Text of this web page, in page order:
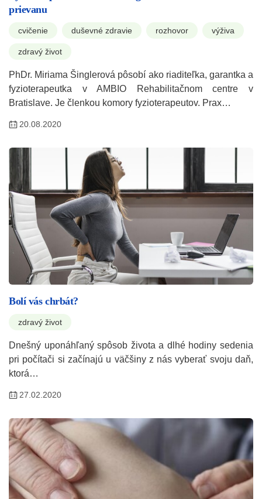
prievanu
cvičenie duševné zdravie rozhovor výživa
zdravý život
PhDr. Miriama Šinglerová pôsobí ako riaditeľka, garantka a
fyzioterapeutka v AMBIO Rehabilitačnom centre v
Bratislave. Je členkou komory fyzioterapeutov. Prax…
20.08.2020
Bolí vás chrbát?
zdravý život
Dnešný uponáhľaný spôsob života a dlhé hodiny sedenia
pri počítači si začínajú u väčšiny z nás vyberať svoju daň,
ktorá…
27.02.2020